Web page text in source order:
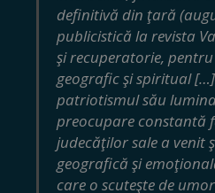
definitivă din ţară
publicistică la revista
şi recuperatorie,
geografic şi spiritual
patriotismul său
preocupare constantă
judecăţilor sale a venit
geografică şi
care o scuteşte de